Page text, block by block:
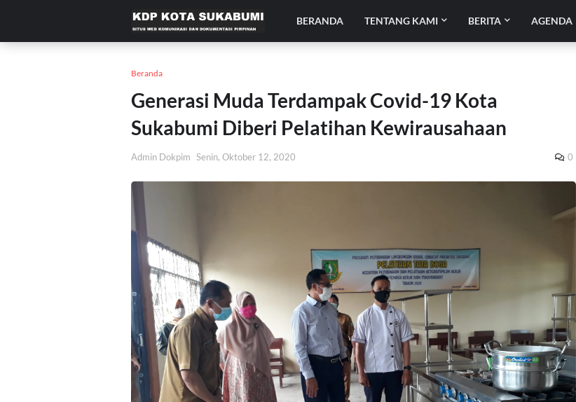
BERANDA TENTANG KAMI BERITA AGENDA
Beranda
Generasi Muda Terdampak Covid-19 Kota
Sukabumi Diberi Pelatihan Kewirausahaan
Admin Dokpim Senin, Oktober 12, 2020 0